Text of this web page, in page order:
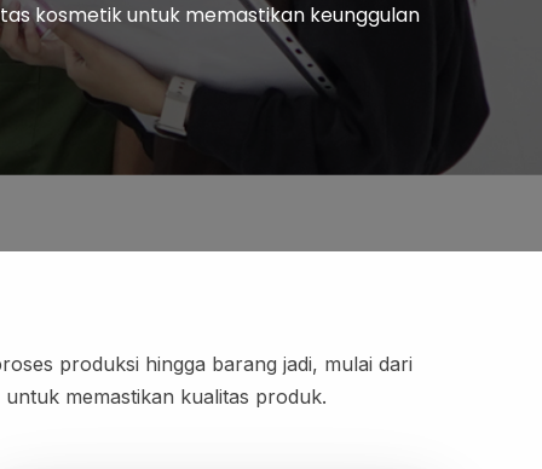
kosmetik untuk memastikan keunggulan
produksi hingga barang jadi, mulai dari
memastikan kualitas produk.